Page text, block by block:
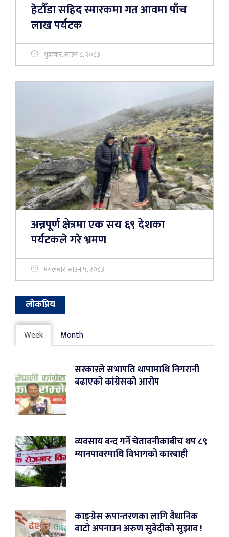
हेटौँडा सहिद स्मारकमा गत आवमा पाँच
लाख पर्यटक
शुक्रबार, साउन ८, २०८३
अन्नपूर्ण क्षेत्रमा एक सय ६९ देशका
पर्यटकले गरे भ्रमण
मंगलबार, साउन ५, २०८३
लोकप्रिय
Week Month
सरकारले सभापति थापामाथि निगरानी
बढाएको कांग्रेसको आरोप
व्यवसाय बन्द गर्ने चेतावनीकाबीच थप ८९
म्यानपावरमाथि विभागको कारबाही
काङ्ग्रेस रूपान्तरणका लागि वैधानिक
बाटो अपनाउन अरुण सुबेदीको सुझाव !